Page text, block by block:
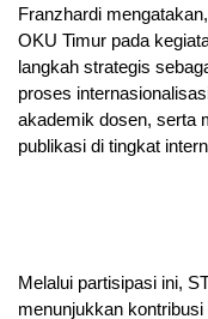
Franzhardi
OKU Timur pada
langkah strategis
proses
akademik dosen, serta
publikasi di tingkat
Melalui partisipasi ini,
menunjukkan